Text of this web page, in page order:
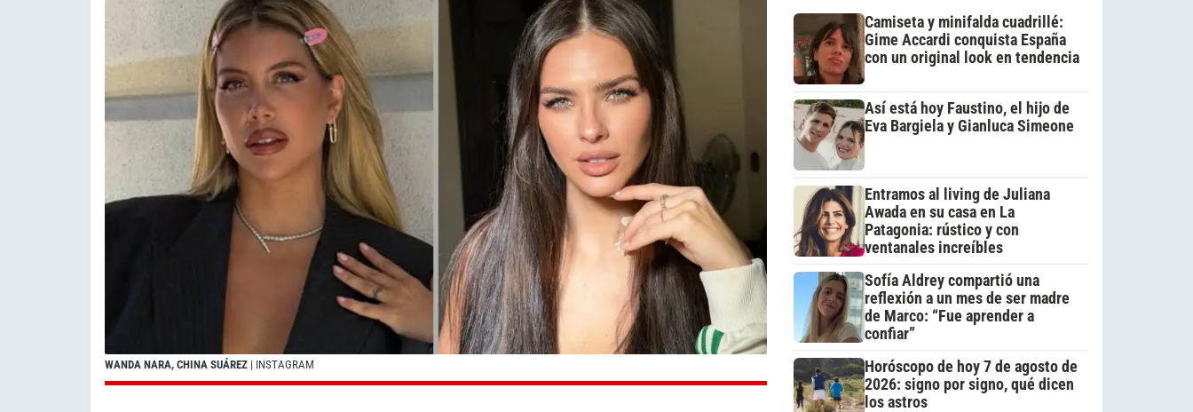
WANDA NARA, CHINA SUÁREZ | INSTAGRAM
Camiseta y minifalda cuadrillé:
Gime Accardi conquista España
con un original look en tendencia
Así está hoy Faustino, el hijo de
Eva Bargiela y Gianluca Simeone
Entramos al living de Juliana
Awada en su casa en La
Patagonia: rústico y con
ventanales increíbles
Sofía Aldrey compartió una
reflexión a un mes de ser madre
de Marco: “Fue aprender a
confiar”
Horóscopo de hoy 7 de agosto de
2026: signo por signo, qué dicen
los astros